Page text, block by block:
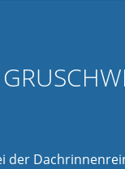
der